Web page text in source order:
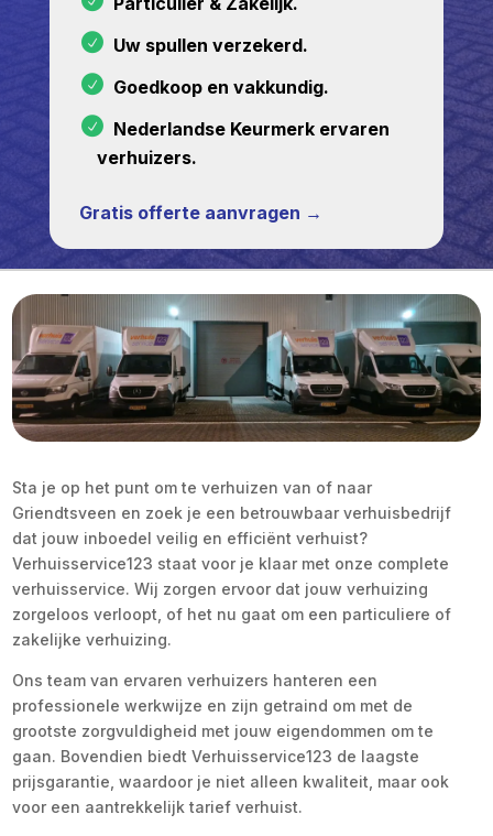
Uw spullen verzekerd.
Goedkoop en vakkundig.
Nederlandse Keurmerk ervaren
verhuizers.
Gratis offerte aanvragen →
Sta je op het punt om te verhuizen van of naar
Griendtsveen en zoek je een betrouwbaar verhuisbedrijf
dat jouw inboedel veilig en efficiënt verhuist?
Verhuisservice123 staat voor je klaar met onze complete
verhuisservice. Wij zorgen ervoor dat jouw verhuizing
zorgeloos verloopt, of het nu gaat om een particuliere of
zakelijke verhuizing.
Ons team van ervaren verhuizers hanteren een
professionele werkwijze en zijn getraind om met de
grootste zorgvuldigheid met jouw eigendommen om te
gaan. Bovendien biedt Verhuisservice123 de laagste
prijsgarantie, waardoor je niet alleen kwaliteit, maar ook
voor een aantrekkelijk tarief verhuist.